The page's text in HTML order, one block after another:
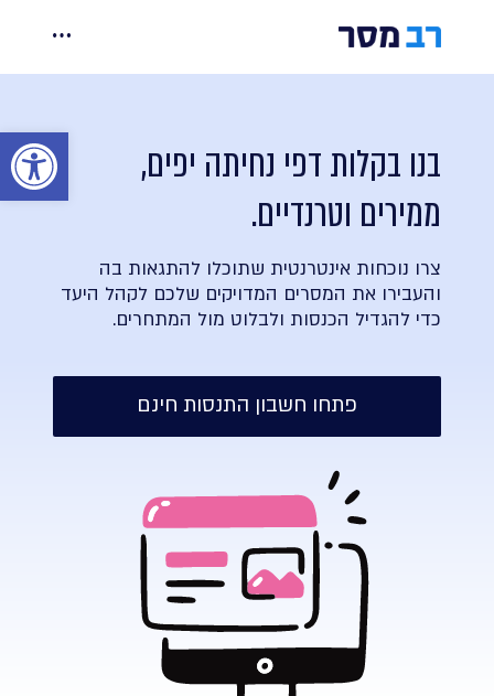
פתח
content
אינטגרציות
צרו קשר
הרשמה
בנו בקלות דפי נחיתה יפים,
ממירים וטרנדיים.
צרו נוכחות אינטרנטית שתוכלו להתגאות בה
והעבירו את המסרים המדויקים שלכם לקהל היעד
כדי להגדיל הכנסות ולבלוט מול המתחרים.
פתחו חשבון התנסות חינם